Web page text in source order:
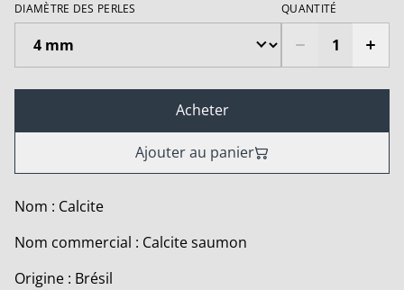
DIAMÈTRE DES PERLES QUANTITÉ
Acheter
Ajouter au panier
Nom : Calcite
Nom commercial : Calcite saumon
Origine : Brésil